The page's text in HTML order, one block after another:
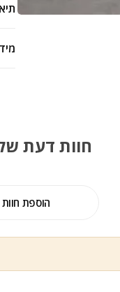
חוות דעת
הוספת